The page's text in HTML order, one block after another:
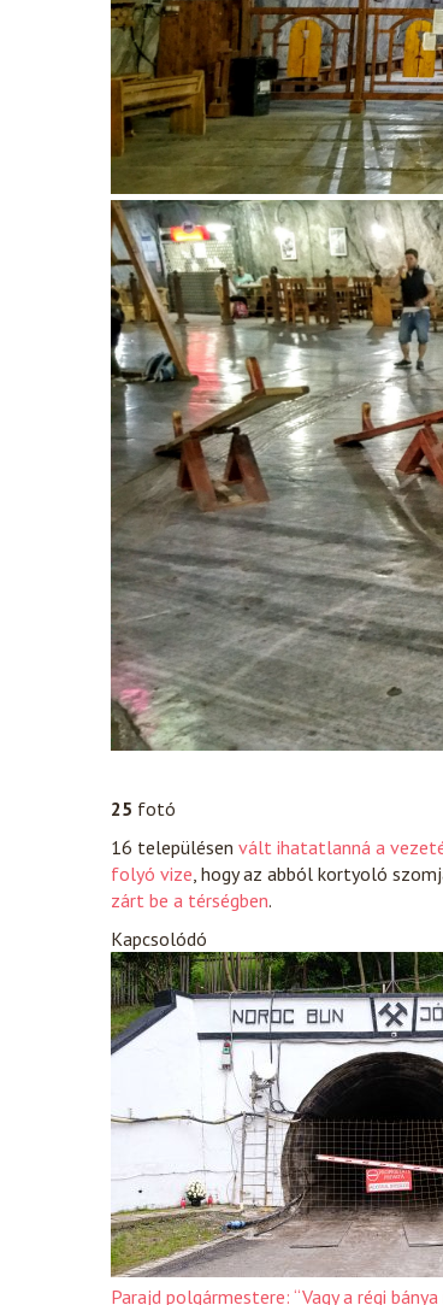
25 fotó
16 településen vált ihatatlanná a
folyó vize , hogy az abból kortyoló
zárt be a térségben.
Kapcsolódó
Parajd polgármestere: “Vagy a régi